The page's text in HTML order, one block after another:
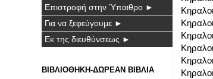
Επιστροφή στην Ύπαιθρο ►
Για να ξεφεύγουμε ►
Εκ της διευθύνσεως ►
ΒΙΒΛΙΟΘΗΚΗ-ΔΩΡΕΑΝ ΒΙΒΛΙΑ